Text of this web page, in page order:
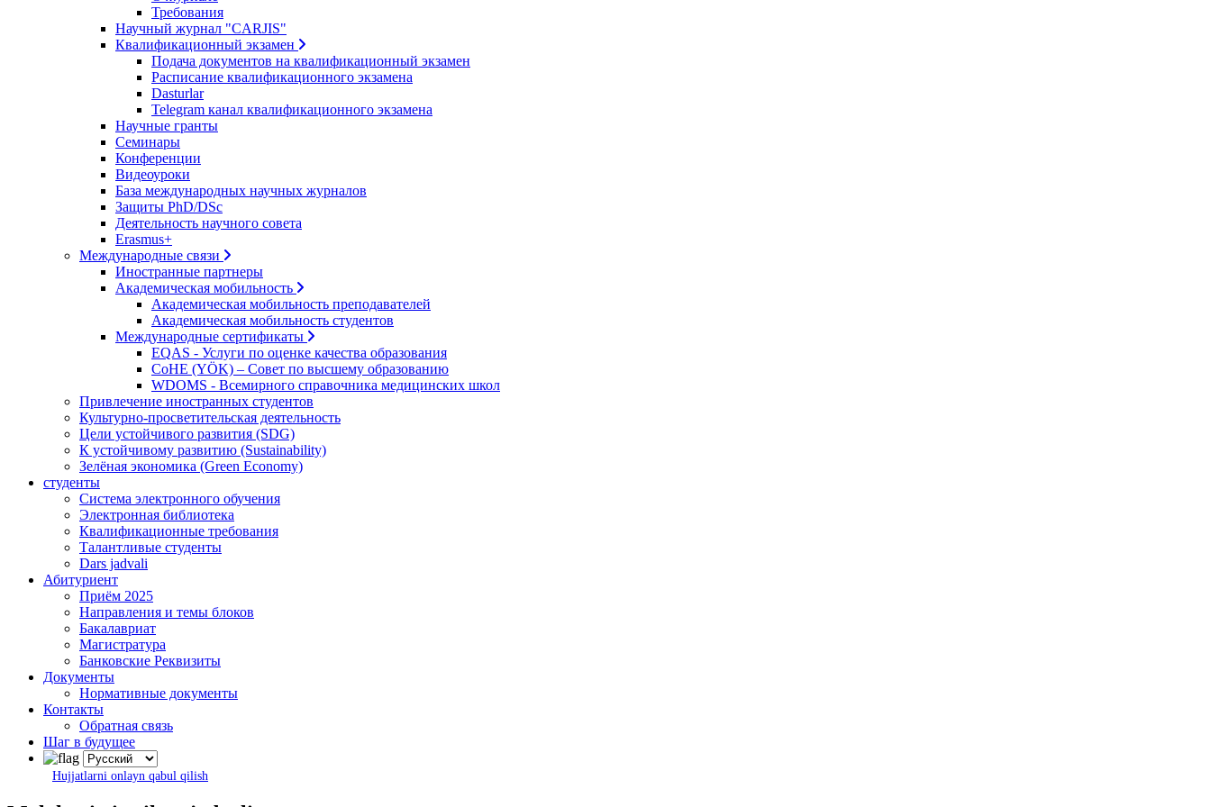
Требования
Научный журнал "CARJIS"
Квалификационный экзамен
Подача документов на квалификационный экзамен
Расписание квалификационного экзамена
Dasturlar
Telegram канал квалификационного экзамена
Научные гранты
Семинары
Конференции
Видеоуроки
База международных научных журналов
Защиты PhD/DSc
Деятельность научного совета
Erasmus+
Международные связи
Иностранные партнеры
Академическая мобильность
Академическая мобильность преподавателей
Академическая мобильность студентов
Международные сертификаты
EQAS - Услуги по оценке качества образования
CoHE (YÖK) – Совет по высшему образованию
WDOMS - Всемирного справочника медицинских школ
Привлечение иностранных студентов
Культурно-просветительская деятельность
Цели устойчивого развития (SDG)
К устойчивому развитию (Sustainability)
Зелёная экономика (Green Economy)
студенты
Система электронного обучения
Электронная библиотека
Квалификационные требования
Талантливые студенты
Dars jadvali
Абитуриент
Приём 2025
Направления и темы блоков
Бакалавриат
Магистратура
Банковские Реквизиты
Документы
Нормативные документы
Контакты
Обратная связь
Шаг в будущее
Hujjatlarni onlayn qabul qilish